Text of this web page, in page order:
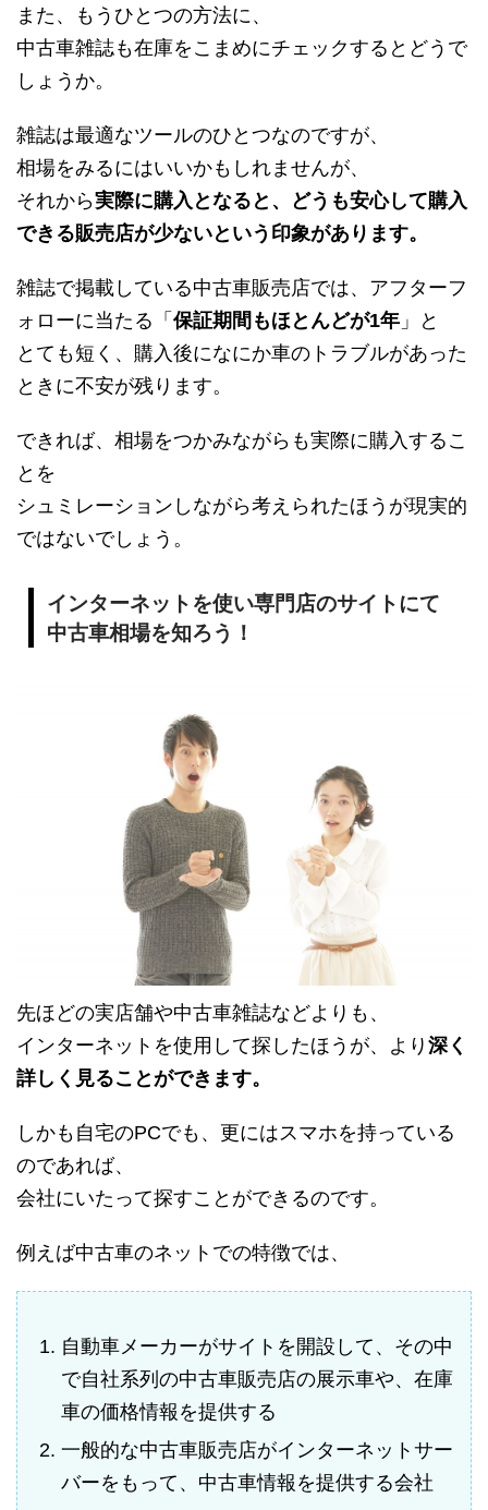
また、もうひとつの方法に、
中古車雑誌も在庫をこまめにチェックするとどうで
しょうか。
雑誌は最適なツールのひとつなのですが、
相場をみるにはいいかもしれませんが、
それから実際に購入となると、どうも安心して購入
できる販売店が少ないという印象があります。
雑誌で掲載している中古車販売店では、アフターフ
ォローに当たる「 保証期間もほとんどが1年 」と
とても短く、購入後になにか車のトラブルがあった
ときに不安が残ります。
できれば、相場をつかみながらも実際に購入するこ
とを
シュミレーションしながら考えられたほうが現実的
ではないでしょう。
インターネットを使い専門店のサイトにて
中古車相場を知ろう！
先ほどの実店舗や中古車雑誌などよりも、
インターネットを使用して探したほうが、より 深く
詳しく見ることができます。
しかも自宅のPCでも、更にはスマホを持っている
のであれば、
会社にいたって探すことができるのです。
例えば中古車のネットでの特徴では、
自動車メーカーがサイトを開設して、その中
で自社系列の中古車販売店の展示車や、在庫
車の価格情報を提供する
一般的な中古車販売店がインターネットサー
バーをもって、中古車情報を提供する会社